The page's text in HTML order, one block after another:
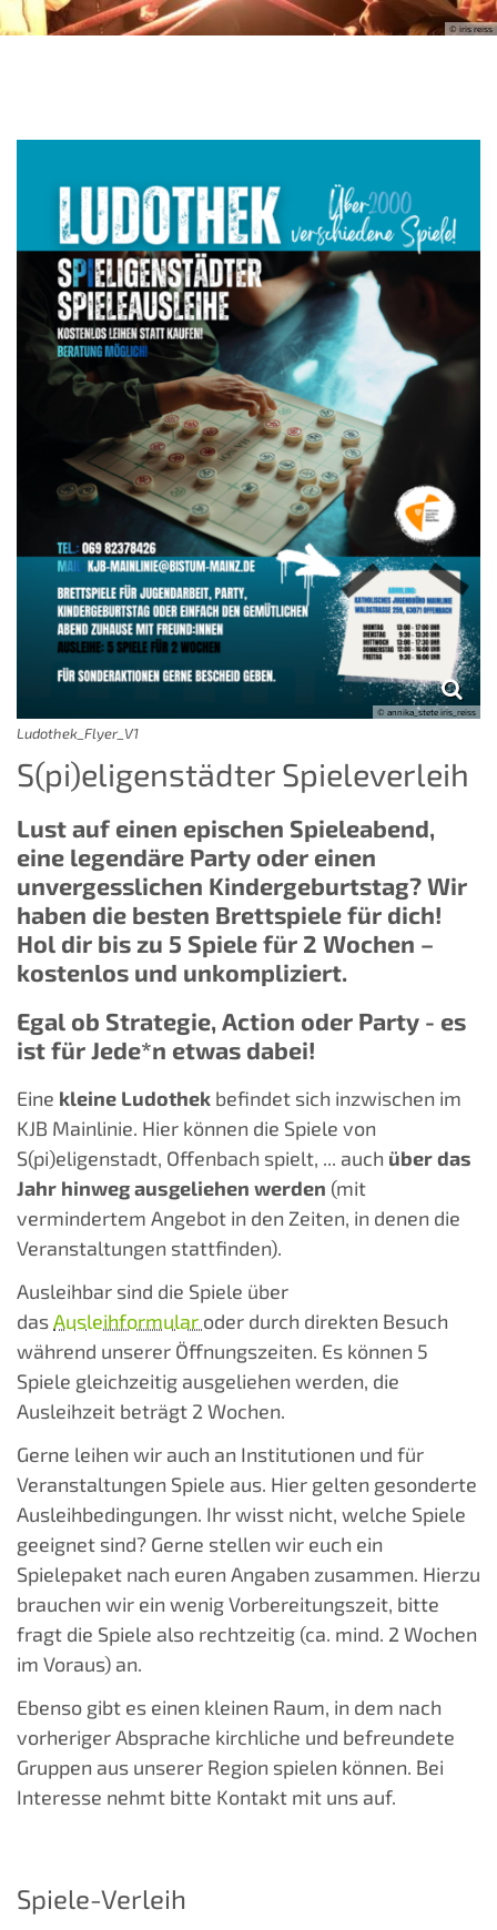
© iris reiss
© annika_stete iris_reiss
Ludothek_Flyer_V1
S(pi)eligenstädter Spieleverleih
Lust auf einen epischen Spieleabend,
eine legendäre Party oder einen
unvergesslichen Kindergeburtstag? Wir
haben die besten Brettspiele für dich!
Hol dir bis zu 5 Spiele für 2 Wochen –
kostenlos und unkompliziert.
Egal ob Strategie, Action oder Party - es
ist für Jede*n etwas dabei!
Eine kleine Ludothek befindet sich inzwischen im
KJB Mainlinie. Hier können die Spiele von
S(pi)eligenstadt, Offenbach spielt, ... auch über das
Jahr hinweg ausgeliehen werden (mit
vermindertem Angebot in den Zeiten, in denen die
Veranstaltungen stattfinden).
Ausleihbar sind die Spiele über
dasAusleihformular oder durch direkten Besuch
während unserer Öffnungszeiten. Es können 5
Spiele gleichzeitig ausgeliehen werden, die
Ausleihzeit beträgt 2 Wochen.
Gerne leihen wir auch an Institutionen und für
Veranstaltungen Spiele aus. Hier gelten gesonderte
Ausleihbedingungen. Ihr wisst nicht, welche Spiele
geeignet sind? Gerne stellen wir euch ein
Spielepaket nach euren Angaben zusammen. Hierzu
brauchen wir ein wenig Vorbereitungszeit, bitte
fragt die Spiele also rechtzeitig (ca. mind. 2 Wochen
im Voraus) an.
Ebenso gibt es einen kleinen Raum, in dem nach
vorheriger Absprache kirchliche und befreundete
Gruppen aus unserer Region spielen können. Bei
Interesse nehmt bitte Kontakt mit uns auf.
Spiele-Verleih